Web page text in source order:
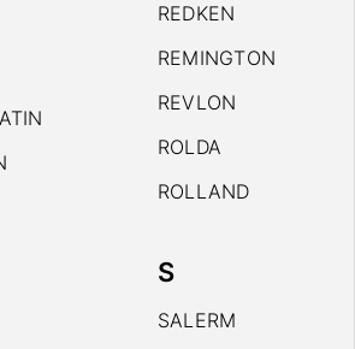
REDKEN
REMINGTON
REVLON
ROLDA
ROLLAND
S
SALERM